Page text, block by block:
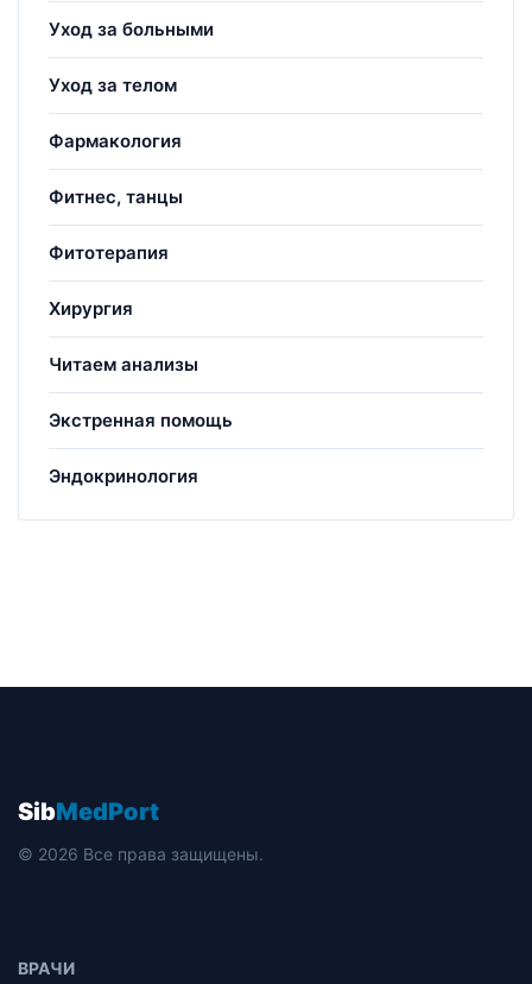
Уход за больными
Уход за телом
Фармакология
Фитнес, танцы
Фитотерапия
Хирургия
Читаем анализы
Экстренная помощь
Эндокринология
SibMedPort
© 2026 Все права защищены.
ВРАЧИ